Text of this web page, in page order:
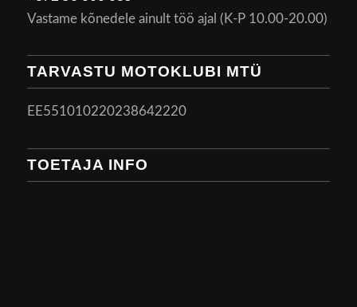
Vastame kõnedele ainult töö ajal (K-P 10.00-20.00)
TARVASTU MOTOKLUBI MTÜ
EE551010220238642220
TOETAJA INFO